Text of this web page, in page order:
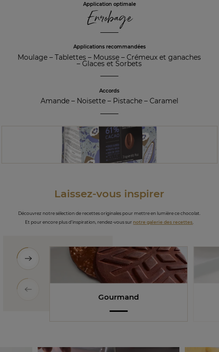
Application optimale
Enrobage
Applications recommandées
Moulage –Tablettes – Mousse –Crémeux et ganaches
–Glaces et Sorbets
Accords
Amande– Noisette– Pistache– Caramel
Laissez-vous inspirer
Découvrez notre sélection de recettes originales pour mettre en lumière ce chocolat.
Et pour encore plus d’inspiration, rendez-vous surnotre galerie des recettes
Gourmand